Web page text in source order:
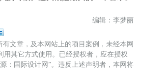
编辑：李梦丽
有文章，及本网站上的项目案例，未经本网
用其它方式使用。已经授权者，应在授权
：国际设计网”。违反上述声明者，本网将